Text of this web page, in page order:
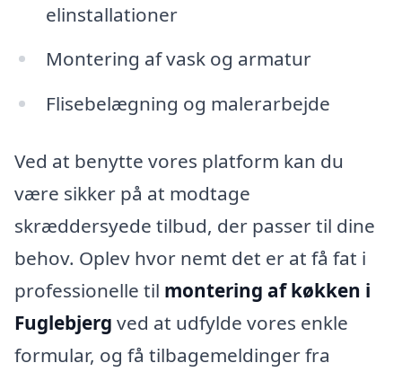
elinstallationer
Montering af vask og armatur
Flisebelægning og malerarbejde
Ved at benytte vores platform kan du
være sikker på at modtage
skræddersyede tilbud, der passer til dine
behov. Oplev hvor nemt det er at få fat i
professionelle til montering af køkken i
Fuglebjerg ved at udfylde vores enkle
formular, og få tilbagemeldinger fra